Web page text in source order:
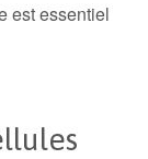
est essentiel